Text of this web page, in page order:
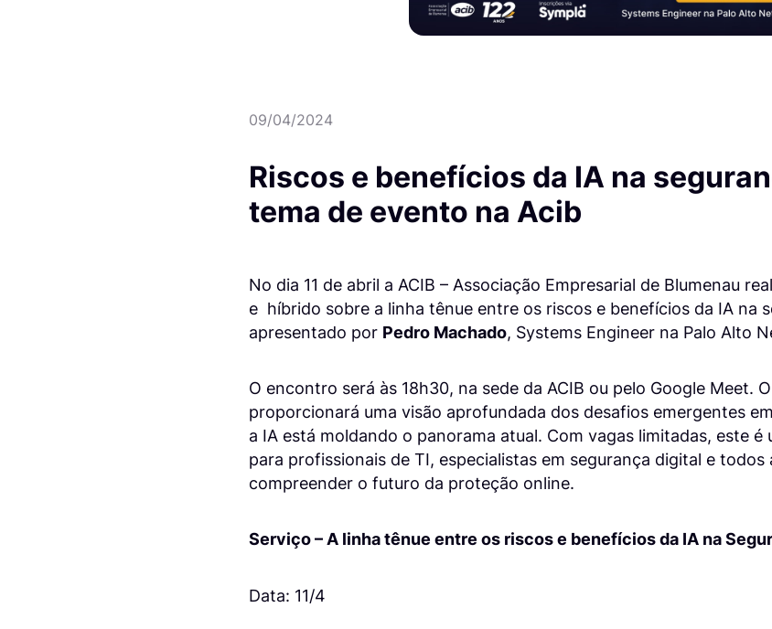
09/04/2024
Riscos e benefícios da IA na
tema de evento na Acib
No dia 11 de abril a ACIB – Associação Empresarial de Blumenau
e híbrido sobre a linha tênue entre os riscos e benefícios da IA na
apresentado por Pedro Machado, Systems Engineer na Palo Alto
O encontro será às 18h30, na sede da ACIB ou pelo Google Meet.
proporcionará uma visão aprofundada dos desafios emergentes
a IA está moldando o panorama atual. Com vagas limitadas, este
para profissionais de TI, especialistas em segurança digital e todos
compreender o futuro da proteção online.
Serviço – A linha tênue entre os riscos e benefícios da IA na
Data: 11/4